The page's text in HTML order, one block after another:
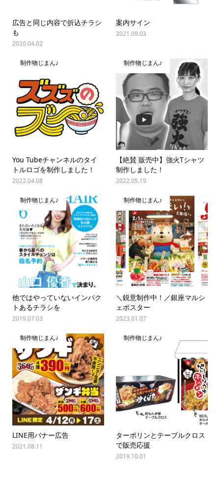
広告と同じ内容で折込チラシ
も
2020.04.02
案内サイン
2021.09.03
制作物じまん♪
You Tubeチャンネルのタイ
トルロゴを制作しました！
2022.04.08
制作物じまん♪
【絶賛 販売中】強火Tシャツ
制作しました！
2022.05.19
制作物じまん♪
他ではやっていないインパク
トあるチラシを
2019.07.03
制作物じまん♪
＼鋭意制作中！／銀座マルシ
ェポスター
2023.01.07
制作物じまん♪
LINE用バナー広告
2021.08.11
制作物じまん♪
ターポリンとテーブルクロス
で販売応援
2019.10.01